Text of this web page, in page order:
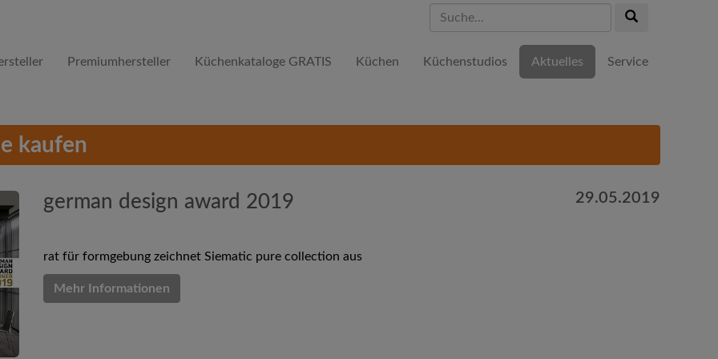
Suche...
Premiumhersteller Küchenkataloge GRATIS Küchen Küchenstudios Aktuelles Service
kaufen
german design award 2019 29.05.2019
rat für formgebung zeichnet Siematic pure collection aus
Mehr Informationen